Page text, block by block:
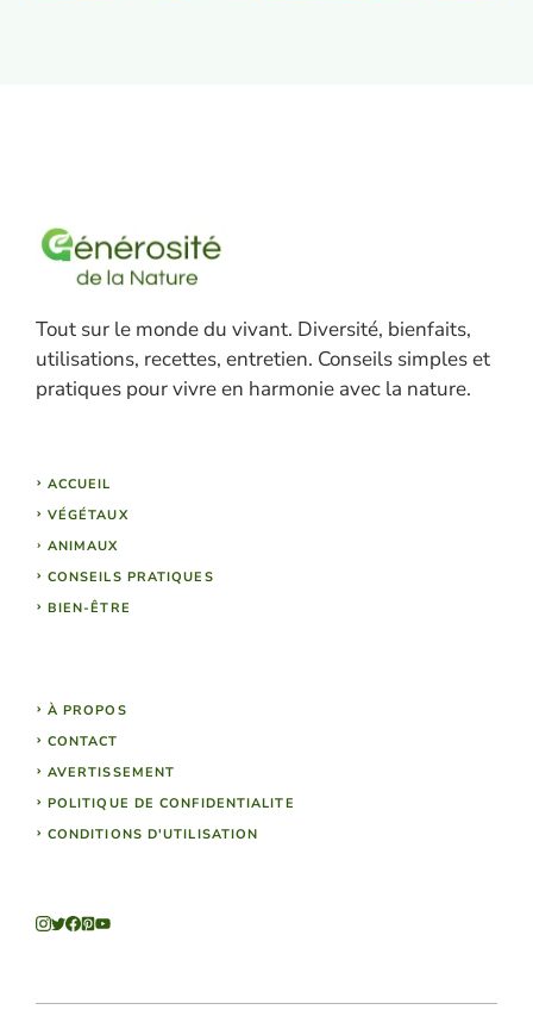
Tout sur le monde du vivant. Diversité, bienfaits,
utilisations, recettes, entretien. Conseils simples et
pratiques pour vivre en harmonie avec la nature.
ACCUEIL
VÉGÉTAUX
ANIMAUX
CONSEILS PRATIQUES
BIEN-ÊTRE
À PROPOS
CONTACT
AVERTISSEMENT
POLITIQUE DE CONFIDENTIALITE
CONDITIONS D'UTILISATION